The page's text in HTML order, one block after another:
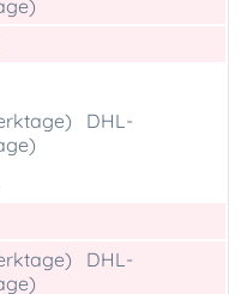
DHL-
DHL-